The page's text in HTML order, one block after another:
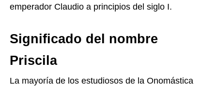
emperador Claudio a principios del siglo I.
Significado del nombre
Priscila
La mayoría de los estudiosos de la Onomástica